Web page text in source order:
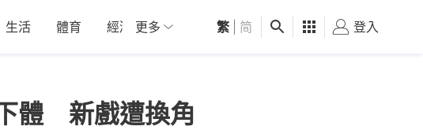
生活 體育 經濟 01深圳 觀點 健康 好食玩飛
更多 繁 简 登入
體 新戲遭換角